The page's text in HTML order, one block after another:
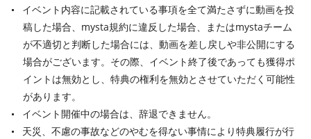
イベント内容に記載されている事項を全て満たさずに動画を投
稿した場合、mysta規約に違反した場合、またはmystaチーム
が不適切と判断した場合には、動画を差し戻しや非公開にする
場合がございます。その際、イベント終了後であっても獲得ポ
イントは無効とし、特典の権利を無効とさせていただく可能性
があります。
イベント開催中の場合は、辞退できません。
天災、不慮の事故などのやむを得ない事情により特典履行が行